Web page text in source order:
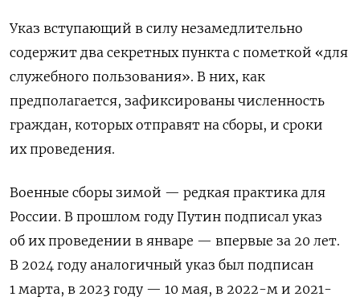
Указ вступающий в силу незамедлительно
содержит два секретных пункта с пометкой «для
служебного пользования». В них, как
предполагается, зафиксированы численность
граждан, которых отправят на сборы, и сроки
их проведения.
Военные сборы зимой — редкая практика для
России. В прошлом году Путин подписал указ
об их проведении в январе — впервые за 20 лет.
В 2024 году аналогичный указ был подписан
1 марта, в 2023 году — 10 мая, в 2022-м и 2021-